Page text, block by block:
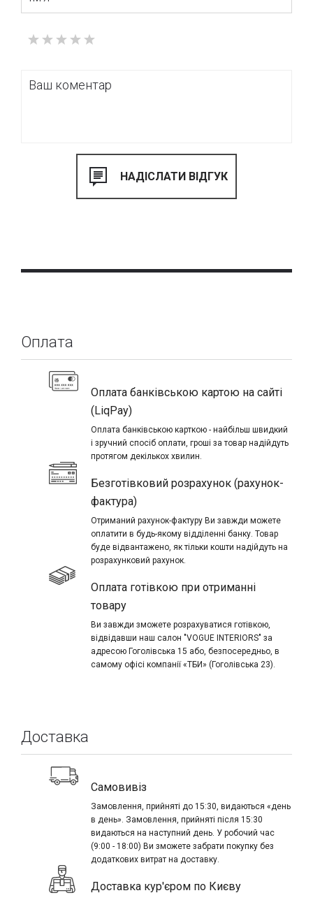
житлового та комерційного призначення. Великий досвід
запорука ефективного результату.
Оплата
Оплата банківською картою на сайті
(LiqPay)
Оплата банківською карткою - найбільш швидкий
і зручний спосіб оплати, гроші за товар надійдуть
протягом декількох хвилин.
Безготівковий розрахунок (рахунок-
фактура)
Отриманий рахунок-фактуру Ви завжди можете
оплатити в будь-якому відділенні банку. Товар
буде відвантажено, як тільки кошти надійдуть на
розрахунковий рахунок.
Оплата готівкою при отриманні
товару
Ви завжди зможете розрахуватися готівкою,
відвідавши наш салон "VOGUE INTERIORS" за
адресою Гоголівська 15 або, безпосередньо, в
самому офісі компанії «ТБИ» (Гоголівська 23).
Доставка
Самовивіз
Замовлення, прийняті до 15:30, видаються «день
в день». Замовлення, прийняті після 15:30
видаються на наступний день. У робочий час
(9:00 - 18:00) Ви зможете забрати покупку без
додаткових витрат на доставку.
Доставка кур'єром по Києву